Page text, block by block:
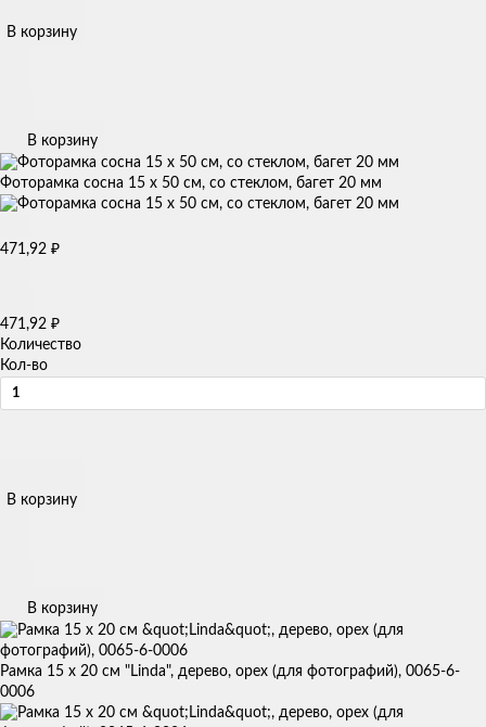
В корзину
В корзину
Фоторамка сосна 15 х 50 см, со стеклом, багет 20 мм
471,92 ₽
471,92 ₽
Количество
Кол-во
В корзину
В корзину
Рамка 15 х 20 см "Linda", дерево, орех (для фотографий), 0065-6-
0006